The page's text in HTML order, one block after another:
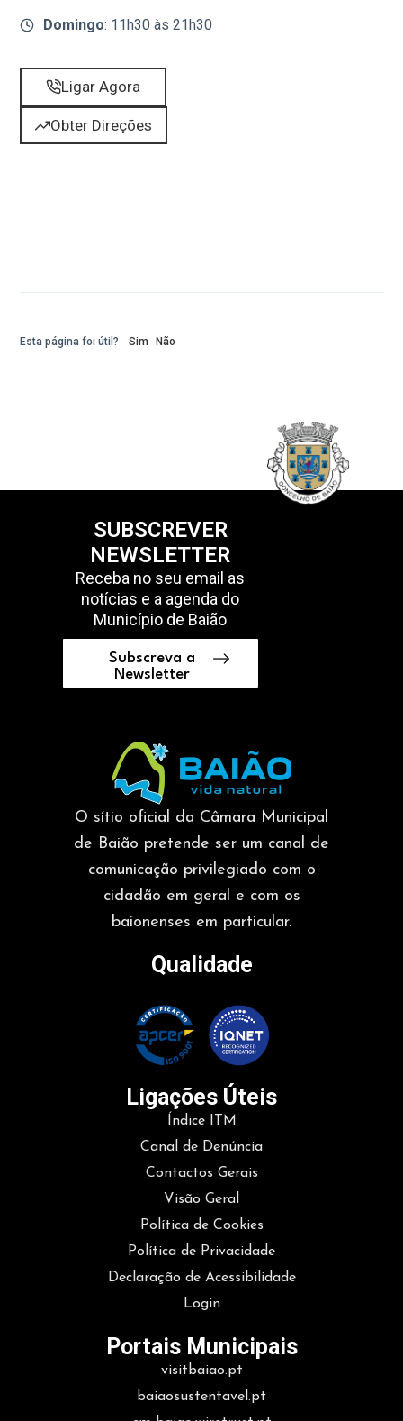
Domingo: 11h30 às 21h30
Ligar Agora
Obter Direções
Esta página foi útil? Sim Não
SUBSCREVER
NEWSLETTER
Receba no seu email as
notícias e a agenda do
Município de Baião
Subscreva a
Newsletter
O sítio oficial da Câmara Municipal
de Baião pretende ser um canal de
comunicação privilegiado com o
cidadão em geral e com os
baionenses em particular.
Qualidade
Ligações Úteis
Índice ITM
Canal de Denúncia
Contactos Gerais
Visão Geral
Política de Cookies
Política de Privacidade
Declaração de Acessibilidade
Login
Portais Municipais
visitbaiao.pt
baiaosustentavel.pt